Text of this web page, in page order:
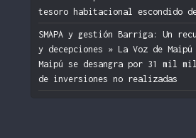
tesoro habitacional escondido de
SMAPA y gestión Barriga: Un
y decepciones » La Voz de Maipú
Maipú se desangra por 31 mil
de inversiones no realizadas